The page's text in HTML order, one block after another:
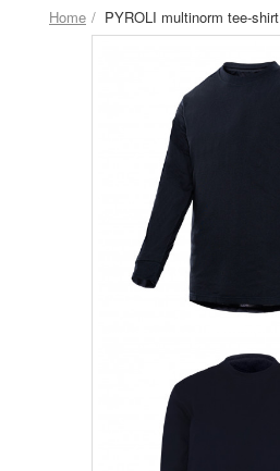
Home PYROLI multinorm tee-shirt